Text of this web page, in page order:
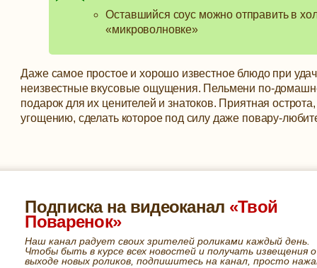
Оставшийся соус можно отправить в
«микроволновке»
Даже самое простое и хорошо известное блюдо при
неизвестные вкусовые ощущения. Пельмени по-
подарок для их ценителей и знатоков. Приятная
угощению, сделать которое под силу даже повару-
Подписка на видеоканал «Твой
Поваренок»
Наш канал радует своих зрителей роликами каждый день.
Чтобы быть в курсе всех новостей и получать извещения о
выходе новых роликов, подпишитесь на канал, просто